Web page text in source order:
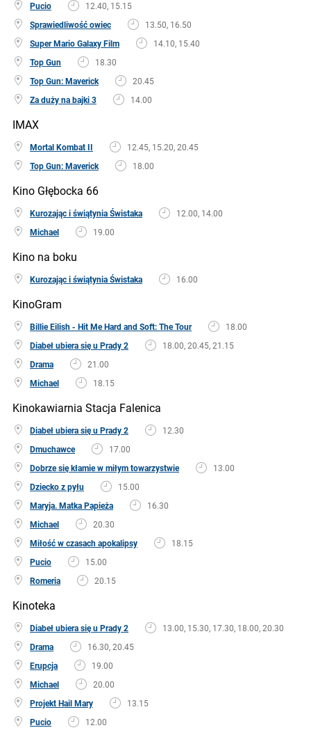
Pucio
12.40, 15.15
Sprawiedliwość owiec
13.50, 16.50
Super Mario Galaxy Film
14.10, 15.40
Top Gun
18.30
Top Gun: Maverick
20.45
Za duży na bajki 3
14.00
IMAX
Mortal Kombat II
12.45, 15.20, 20.45
Top Gun: Maverick
18.00
Kino Głębocka 66
Kurozając i świątynia Świstaka
12.00, 14.00
Michael
19.00
Kino na boku
Kurozając i świątynia Świstaka 16.00
KinoGram
Billie Eilish - Hit Me Hard and Soft: The Tour
18.00
Diabeł ubiera się u Prady 2
18.00, 20.45, 21.15
Drama
21.00
Michael
18.15
Kinokawiarnia Stacja Falenica
Diabeł ubiera się u Prady 2
12.30
Dmuchawce
17.00
Dobrze się kłamie w miłym towarzystwie
13.00
Dziecko z pyłu
15.00
Maryja. Matka Papieża
16.30
Michael
20.30
Miłość w czasach apokalipsy
18.15
Pucio
15.00
Romeria
20.15
Kinoteka
Diabeł ubiera się u Prady 2
13.00, 15.30, 17.30, 18.00, 20.30
Drama
16.30, 20.45
Erupcja
19.00
Michael
20.00
Projekt Hail Mary
13.15
Pucio
12.00